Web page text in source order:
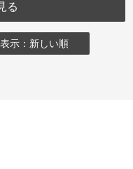
る
表示：新しい順